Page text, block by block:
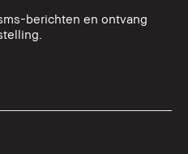
berichten en ontvang